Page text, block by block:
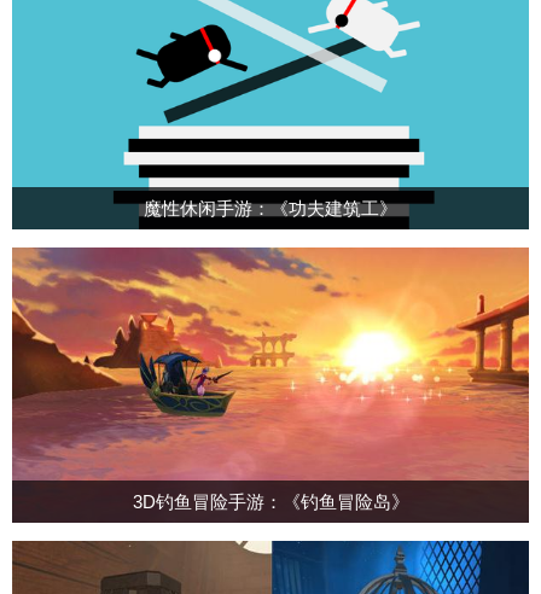
魔性休闲手游：《功夫建筑工》
3D钓鱼冒险手游：《钓鱼冒险岛》